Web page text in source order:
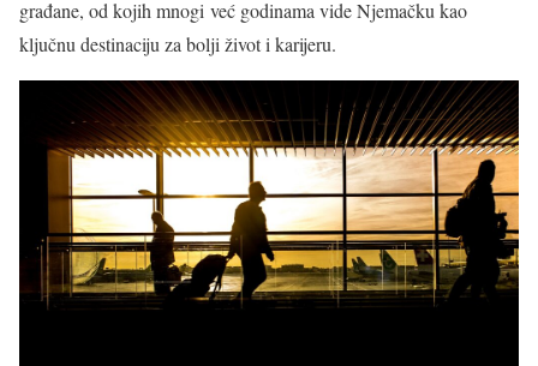
građane, od kojih mnogi već godinama vide Njemačku kao
ključnu destinaciju za bolji život i karijeru.